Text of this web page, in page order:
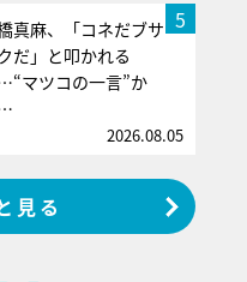
5
真麻、「コネだブサ
だ」と叩かれる
マツコの一言”か
2026.08.05
見る